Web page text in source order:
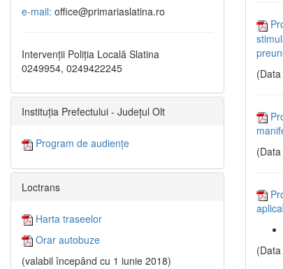
e-mail: office@primariaslatina.ro
Intervenții Poliția Locală Slatina
0249954, 0249422245
Instituția Prefectului - Județul Olt
Program de audiențe
Loctrans
Harta traseelor
Orar autobuze
(valabil începând cu 1 iunie 2018)